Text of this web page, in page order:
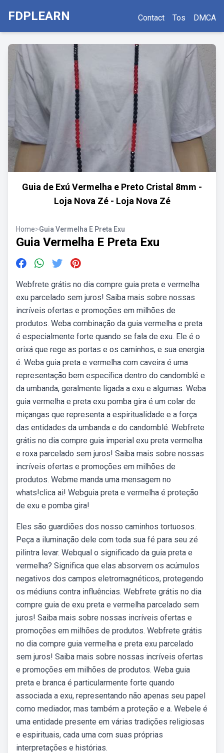
FDPLEARN Contact Tos DMCA
Guia de Exú Vermelha e Preto Cristal 8mm -
Loja Nova Zé - Loja Nova Zé
Home>Guia Vermelha E Preta Exu
Guia Vermelha E Preta Exu
Webfrete grátis no dia compre guia preta e vermelha
exu parcelado sem juros! Saiba mais sobre nossas
incríveis ofertas e promoções em milhões de
produtos. Weba combinação da guia vermelha e preta
é especialmente forte quando se fala de exu. Ele é o
orixá que rege as portas e os caminhos, e sua energia
é. Weba guia preta e vermelha com caveira é uma
representação bem específica dentro do candomblé e
da umbanda, geralmente ligada a exu e algumas. Weba
guia vermelha e preta exu pomba gira é um colar de
miçangas que representa a espiritualidade e a força
das entidades da umbanda e do candomblé. Webfrete
grátis no dia compre guia imperial exu preta vermelha
e roxa parcelado sem juros! Saiba mais sobre nossas
incríveis ofertas e promoções em milhões de
produtos. Webme manda uma mensagem no
whats!clica ai! Webguia preta e vermelha é proteção
de exu e pomba gira!
Eles são guardiões dos nosso caminhos tortuosos.
Peça a iluminação dele com toda sua fé para seu zé
pilintra levar. Webqual o significado da guia preta e
vermelha? Significa que elas absorvem os acúmulos
negativos dos campos eletromagnéticos, protegendo
os médiuns contra influências. Webfrete grátis no dia
compre guia de exu preta e vermelha parcelado sem
juros! Saiba mais sobre nossas incríveis ofertas e
promoções em milhões de produtos. Webfrete grátis
no dia compre guia vermelha e preta exu parcelado
sem juros! Saiba mais sobre nossas incríveis ofertas
e promoções em milhões de produtos. Weba guia
preta e branca é particularmente forte quando
associada a exu, representando não apenas seu papel
como mediador, mas também a proteção e a. Webele é
uma entidade presente em várias tradições religiosas
e espirituais, cada uma com suas próprias
interpretações e histórias.